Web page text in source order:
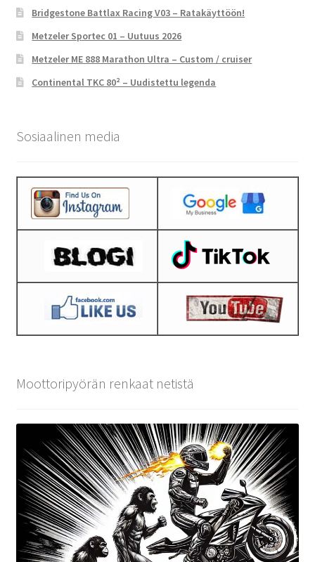
Bridgestone Battlax Racing V03 – Ratakäyttöön!
Metzeler Sportec 01 – Uutuus 2026
Metzeler ME 888 Marathon Ultra – Custom / cruiser
Continental TKC 80² – Uudistettu legenda
Sosiaalinen media
Moottoripyörän renkaat netistä